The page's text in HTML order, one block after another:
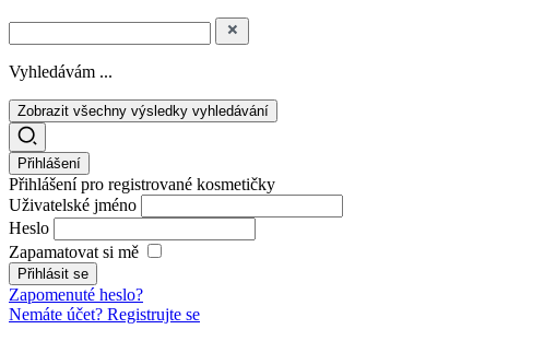
Vyhledávám ...
Zobrazit všechny výsledky vyhledávání
Přihlášení
Přihlášení pro registrované kosmetičky
Uživatelské jméno
Heslo
Zapamatovat si mě
Zapomenuté heslo?
Nemáte účet? Registrujte se